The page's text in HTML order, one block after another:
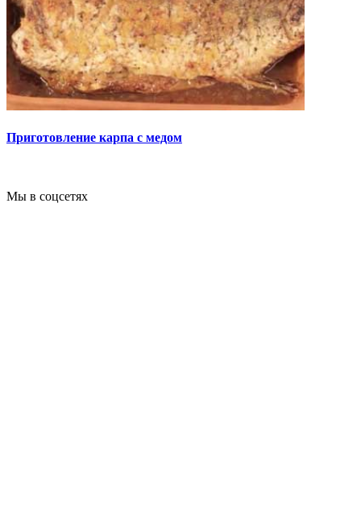
Приготовление карпа с медом
Мы в соцсетях